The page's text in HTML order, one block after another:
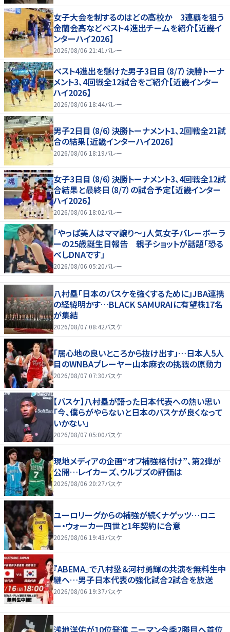
女子大会を制するのはどの高校か 3連覇を狙う
金蘭会高などベスト４進出チームを紹介【近畿イ
ンターハイ2026】
2026/08/06 21:41 バレー
ベスト4進出を懸けた男子3日目（8/7）決勝トーナ
メント3、4回戦全12試合をご紹介【近畿インター
ハイ2026】
2026/08/06 18:44バレー
男子2日目（8/6）決勝トーナメント1、2回戦全21試
合の結果【近畿インターハイ2026】
2026/08/06 18:19バレー
女子3日目（8/6）決勝トーナメント3、4回戦全12試
合結果と最終日（8/7）の試合予定【近畿インター
ハイ2026】
2026/08/06 18:02バレー
「やっぱ美人はママ譲り～」人気女子バレーボーラ
ーの25歳誕生日報告 親子ショットが話題「恐る
べしDNAです」
2026/08/06 05:20バレー
八村塁「日本のバスケを強くするために」JBA連携
の経緯明かす…BLACK SAMURAIに有望株17名
が集結
2026/08/07 08:42バスケ
「居心地の良いところから抜け出す」…日本人5人
目のWNBAプレーヤー山本麻衣の挑戦の原動力
2026/08/07 07:30バスケ
【バスケ】八村塁が語った日本代表への熱い思い
「今、僕らがやらないと日本のバスケが良くなって
いかない」
2026/08/07 05:00バスケ
現地メディアの企画“オフ補強格付け”、第2弾が
公開…レイカーズ、ウルブズの評価は
2026/08/06 20:27バスケ
ユーロリーグからの補強が続くナゲッツ…ロニ
ー・ウォーカー四世と1年契約に合意
2026/08/06 19:43バスケ
『ABEMA』で八村塁＆河村勇輝の共演を無料生中
継へ…男子日本代表の強化試合2試合を放送
2026/08/06 19:37バスケ
浅地洋佑が10位発進 ニーマン今季2勝目へ首位